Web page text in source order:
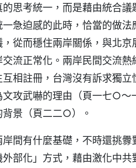
思考統一，而是藉由統合
急迫感的此時，恰當的做
從而穩住兩岸關係，與北
流正常化。兩岸民間交流
相註冊，台灣沒有訴求獨
攻武嚇的理由（頁一七○～
景（頁二二○）。
間有什麼基礎，不時還挑
部化」方式，藉由激化中